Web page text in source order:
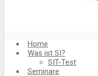
Home
Was ist SI?
SIT-Test
Seminare